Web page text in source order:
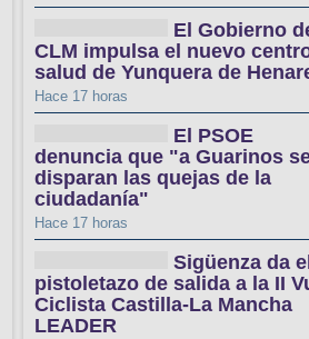
El Gobierno
CLM impulsa el nuevo
salud de Yunquera de
Hace 17 horas
El PSOE
denuncia que "a Guarinos
disparan las quejas de la
ciudadanía"
Hace 17 horas
Sigüenza da
pistoletazo de salida a la II
Ciclista Castilla-La Mancha
LEADER